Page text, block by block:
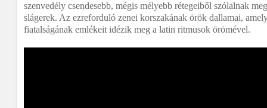
szenvedély csendesebb, mégis mélyebb rétegeiből szólalnak
slágerek. Az ezreforduló zenei korszakának örök dallamai,
fiatalságának emlékeit idézik meg a latin ritmusok örömével.